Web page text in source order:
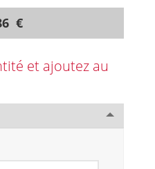
€
et ajoutez au